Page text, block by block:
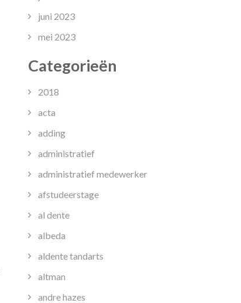
juni 2023
mei 2023
Categorieën
2018
acta
adding
administratief
administratief medewerker
afstudeerstage
al dente
albeda
aldente tandarts
altman
andre hazes